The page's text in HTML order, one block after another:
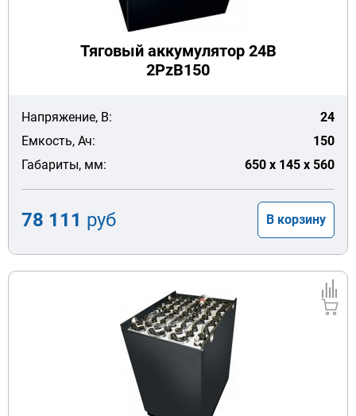
Тяговый аккумулятор 24В
2PzB150
Напряжение, В:
24
Емкость, Ач:
150
Габариты, мм:
650 x 145 x 560
78 111 руб В корзину